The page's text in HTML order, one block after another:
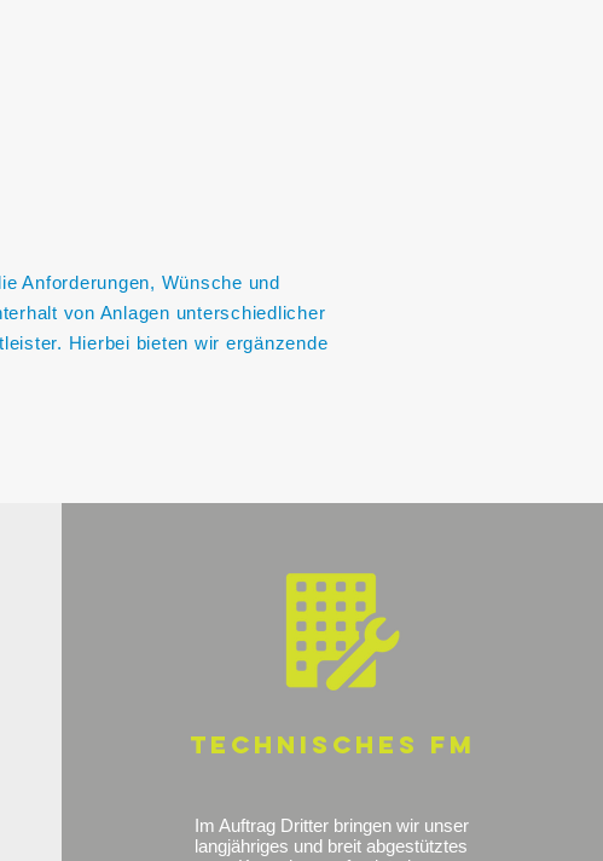
Anforderungen, Wünsche und
von Anlagen unterschiedlicher
Hierbei bieten wir ergänzende
TECHNISCHES FM
Im Auftrag Dritter bringen wir unser
langjähriges und breit abgestütztes